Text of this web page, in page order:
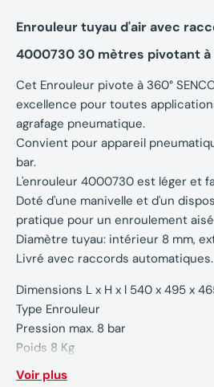
Enrouleur tuyau d'air avec
4000730 30 mètres pivotant à
Cet Enrouleur pivote à 360°
excellence pour toutes
agrafage pneumatique.
Convient pour appareil
bar.
L'enrouleur 4000730 est léger et
Doté d'une manivelle et d'un
pratique pour un enroulement
Diamètre tuyau: intérieur 8 mm,
Livré avec raccords automatiques.
Dimensions L x H x l 540 x 495 x
Type Enrouleur
Pression max. 8 bar
Poids 8 Kg
Voir plus